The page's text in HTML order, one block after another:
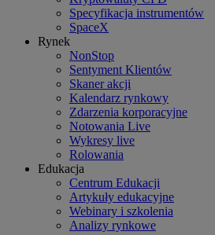
Specyfikacja instrumentów
SpaceX
Rynek
NonStop
Sentyment Klientów
Skaner akcji
Kalendarz rynkowy
Zdarzenia korporacyjne
Notowania Live
Wykresy live
Rolowania
Edukacja
Centrum Edukacji
Artykuły edukacyjne
Webinary i szkolenia
Analizy rynkowe